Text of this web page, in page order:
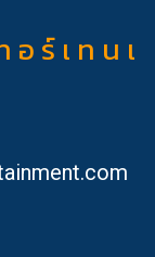
ร์ เ ท น เ